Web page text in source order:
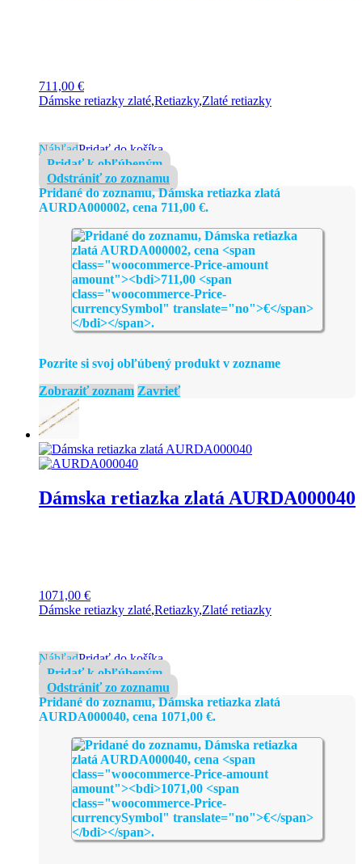
711,00 €
Dámske retiazky zlaté,Retiazky,Zlaté retiazky
NáhľadPridať do košíka
Pridať k obľúbeným
Odstrániť zo zoznamu
Pridané do zoznamu, Dámska retiazka zlatá
AURDA000002, cena 711,00 €.
Pozrite si svoj obľúbený produkt v zozname
Zobraziť zoznam Zavrieť
Dámska retiazka zlatá AURDA000040
1071,00 €
Dámske retiazky zlaté,Retiazky,Zlaté retiazky
NáhľadPridať do košíka
Pridať k obľúbeným
Odstrániť zo zoznamu
Pridané do zoznamu, Dámska retiazka zlatá
AURDA000040, cena 1071,00 €.